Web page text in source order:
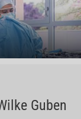
Guben